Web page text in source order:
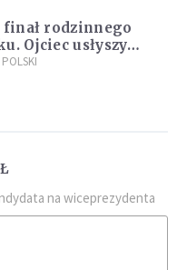
rodzinnego
Ojciec usłyszy
na wiceprezydenta